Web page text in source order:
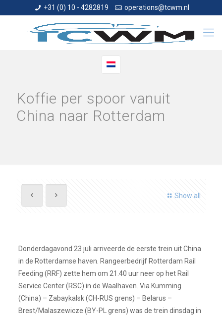
+31 (0) 10 - 4282819 operations@tcwm.nl
Koffie per spoor vanuit
China naar Rotterdam
Show all
Donderdagavond 23 juli arriveerde de eerste trein uit China
in de Rotterdamse haven. Rangeerbedrijf Rotterdam Rail
Feeding (RRF) zette hem om 21.40 uur neer op het Rail
Service Center (RSC) in de Waalhaven. Via Kumming
(China) – Zabaykalsk (CH-RUS grens) – Belarus –
Brest/Malaszewicze (BY-PL grens) was de trein dinsdag in